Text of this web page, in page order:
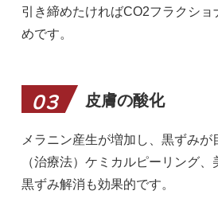
引き締めたければCO2フラクショ
めです。
03 皮膚の酸化
メラニン産生が増加し、黒ずみが
（治療法）ケミカルピーリング
黒ずみ解消も効果的です。